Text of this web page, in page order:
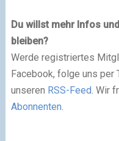
Du willst mehr Infos
bleiben?
Werde registriertes
Facebook, folge uns per
unseren RSS-Feed . Wir
Abonnenten